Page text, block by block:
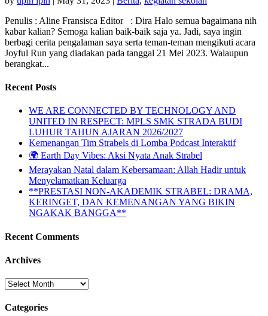
Penulis : Aline Fransisca Editor : Dira Halo semua bagaimana nih
kabar kalian? Semoga kalian baik-baik saja ya. Jadi, saya ingin
berbagi cerita pengalaman saya serta teman-teman mengikuti acara
Joyful Run yang diadakan pada tanggal 21 Mei 2023. Walaupun
berangkat...
Recent Posts
WE ARE CONNECTED BY TECHNOLOGY AND
UNITED IN RESPECT: MPLS SMK STRADA BUDI
LUHUR TAHUN AJARAN 2026/2027
Kemenangan Tim Strabels di Lomba Podcast Interaktif
🌍 Earth Day Vibes: Aksi Nyata Anak Strabel
Merayakan Natal dalam Kebersamaan: Allah Hadir untuk
Menyelamatkan Keluarga
**PRESTASI NON-AKADEMIK STRABEL: DRAMA,
KERINGET, DAN KEMENANGAN YANG BIKIN
NGAKAK BANGGA**
Recent Comments
Archives
Archives
Categories